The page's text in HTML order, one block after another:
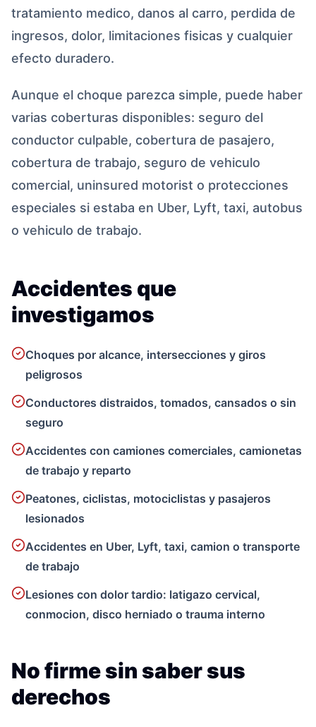
tratamiento medico, danos al carro, perdida de
ingresos, dolor, limitaciones fisicas y cualquier
efecto duradero.
Aunque el choque parezca simple, puede haber
varias coberturas disponibles: seguro del
conductor culpable, cobertura de pasajero,
cobertura de trabajo, seguro de vehiculo
comercial, uninsured motorist o protecciones
especiales si estaba en Uber, Lyft, taxi, autobus
o vehiculo de trabajo.
Accidentes que
investigamos
Choques por alcance, intersecciones y giros
peligrosos
Conductores distraidos, tomados, cansados o sin
seguro
Accidentes con camiones comerciales, camionetas
de trabajo y reparto
Peatones, ciclistas, motociclistas y pasajeros
lesionados
Accidentes en Uber, Lyft, taxi, camion o transporte
de trabajo
Lesiones con dolor tardio: latigazo cervical,
conmocion, disco herniado o trauma interno
No firme sin saber sus
derechos